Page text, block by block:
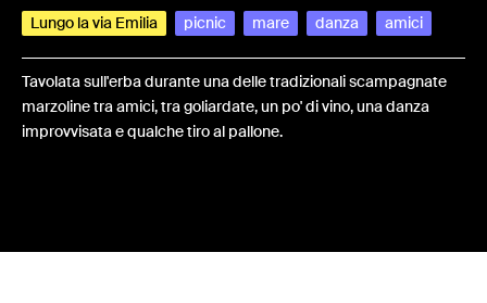
Lungo la via Emilia picnic mare danza amici
Tavolata sull'erba durante una delle tradizionali scampagnate
marzoline tra amici, tra goliardate, un po' di vino, una danza
improvvisata e qualche tiro al pallone.